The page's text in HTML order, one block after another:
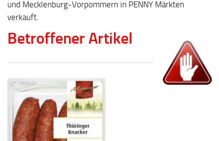
und Mecklenburg-Vorpommern in PENNY Märkten
verkauft.
Betroffener Artikel